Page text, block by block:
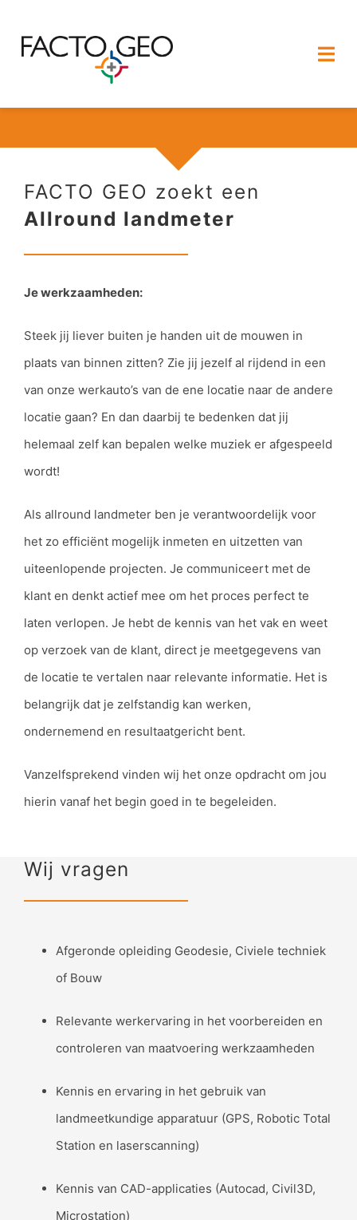
naar
DIENSTEN
PROJECTEN
CONTACT
VACATURES
FACTO GEO zoekt een
Allround landmeter
Je werkzaamheden:
Steek jij liever buiten je handen uit de mouwen in
plaats van binnen zitten? Zie jij jezelf al rijdend in een
van onze werkauto’s van de ene locatie naar de andere
locatie gaan? En dan daarbij te bedenken dat jij
helemaal zelf kan bepalen welke muziek er afgespeeld
wordt!
Als allround landmeter ben je verantwoordelijk voor
het zo efficiënt mogelijk inmeten en uitzetten van
uiteenlopende projecten. Je communiceert met de
klant en denkt actief mee om het proces perfect te
laten verlopen. Je hebt de kennis van het vak en weet
op verzoek van de klant, direct je meetgegevens van
de locatie te vertalen naar relevante informatie. Het is
belangrijk dat je zelfstandig kan werken,
ondernemend en resultaatgericht bent.
Vanzelfsprekend vinden wij het onze opdracht om jou
hierin vanaf het begin goed in te begeleiden.
Wij vragen
Afgeronde opleiding Geodesie, Civiele techniek
of Bouw
Relevante werkervaring in het voorbereiden en
controleren van maatvoering werkzaamheden
Kennis en ervaring in het gebruik van
landmeetkundige apparatuur (GPS, Robotic Total
Station en laserscanning)
Kennis van CAD-applicaties (Autocad, Civil3D,
Microstation)